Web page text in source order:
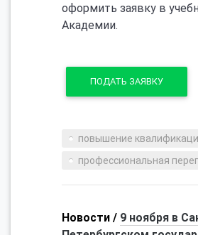
оформить заявку в
Академии.
ПОДАТЬ ЗАЯВКУ
повышение
профессиональная
Новости / 9 ноября в